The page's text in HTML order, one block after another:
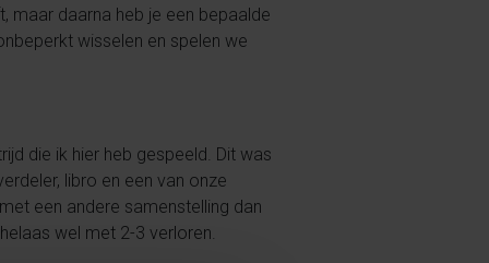
maar daarna heb je een bepaalde
wisselen en spelen we
die ik hier heb gespeeld. Dit was
libro en een van onze
een andere samenstelling dan
wel met 2-3 verloren.